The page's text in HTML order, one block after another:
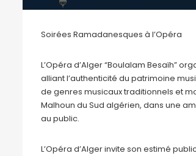
Soirées Ramadanesques à l’Opéra
L’Opéra d’Alger “Boulalam Besaïh”
alliant l’authenticité du patrimoine
de genres musicaux traditionnels et
Malhoun du Sud algérien, dans une
au public.
L’Opéra d’Alger invite son estimé